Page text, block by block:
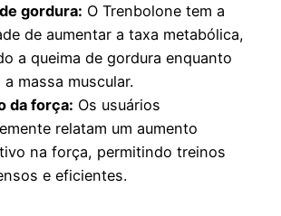
gordura: O Trenbolone tem a
de aumentar a taxa metabólica,
a queima de gordura enquanto
a massa muscular.
da força: Os usuários
relatam um aumento
na força, permitindo treinos
e eficientes.